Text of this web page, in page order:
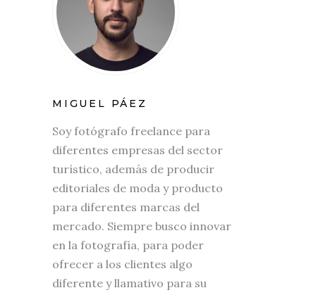
MIGUEL PÁEZ
Soy fotógrafo freelance para
diferentes empresas del sector
turístico, además de producir
editoriales de moda y producto
para diferentes marcas del
mercado. Siempre busco innovar
en la fotografía, para poder
ofrecer a los clientes algo
diferente y llamativo para su